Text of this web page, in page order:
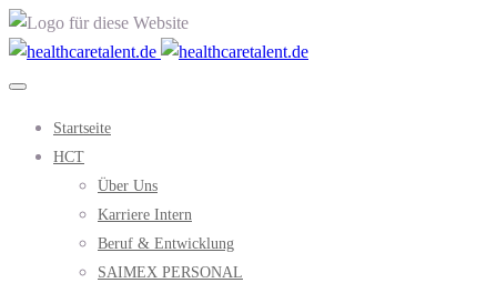
Startseite
HCT
Über Uns
Karriere Intern
Beruf & Entwicklung
SAIMEX PERSONAL